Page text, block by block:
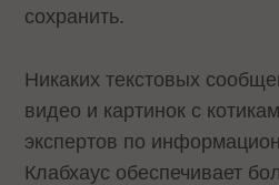
сохранить.
Никаких текстовых
видео и картинок с
экспертов по
Клабхаус обеспечивает